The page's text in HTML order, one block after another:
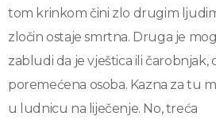
tom krinkom čini zlo drugim
zločin ostaje smrtna. Druga je
zabludi da je vještica ili čarobnjak,
poremećena osoba. Kazna za tu
u ludnicu na liječenje. No, treća